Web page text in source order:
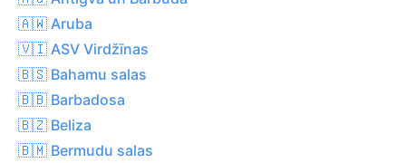
🇦🇼 Aruba
🇻🇮 ASV Virdžīnas
🇧🇸 Bahamu salas
🇧🇧 Barbadosa
🇧🇿 Beliza
🇧🇲 Bermudu salas